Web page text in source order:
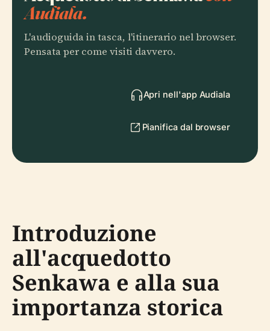
Audiala.
L'audioguida in tasca, l'itinerario nel browser.
Pensata per come visiti davvero.
Apri nell'app Audiala
Pianifica dal browser
Introduzione
all'acquedotto
Senkawa e alla sua
importanza storica